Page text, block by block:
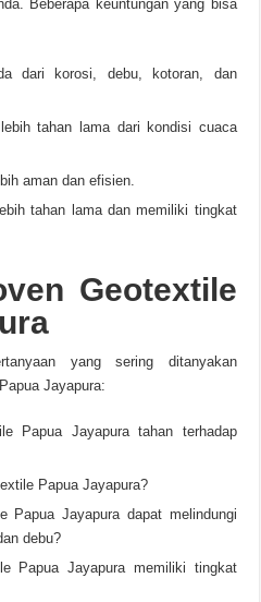
Beberapa keuntungan yang bisa
dari korosi, debu, kotoran, dan
tahan lama dari kondisi cuaca
aman dan efisien.
tahan lama dan memiliki tingkat
Geotextile
yang sering ditanyakan
Jayapura:
Papua Jayapura tahan terhadap
Papua Jayapura?
Papua Jayapura dapat melindungi
debu?
Papua Jayapura memiliki tingkat